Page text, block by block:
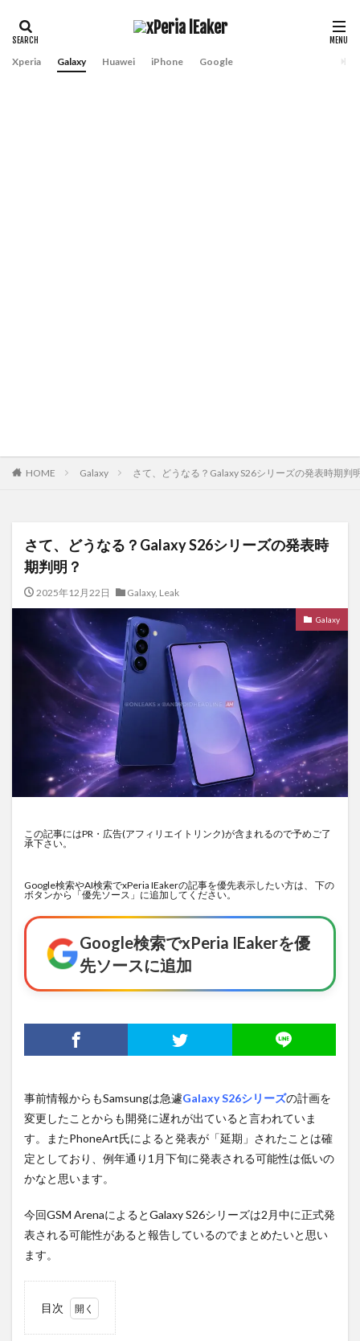
Xperia Galaxy Huawei iPhone Google
HOME Galaxy さて、どうなる？Galaxy S26シリーズの発表時期判
さて、どうなる？Galaxy S26シリーズの発表時
期判明？
2025年12月22日 Galaxy, Leak
Galaxy
この記事にはPR・広告(アフィリエイトリンク)が含まれるので予めご了
承下さい。
Google検索やAI検索でxPeria IEakerの記事を優先表示したい方は、 下の
ボタンから「優先ソース」に追加してください。
Google検索でxPeria IEakerを優
先ソースに追加
事前情報からもSamsungは急遽Galaxy S26シリーズの計画を
変更したことからも開発に遅れが出ていると言われていま
す。またPhoneArt氏によると発表が「延期」されたことは確
定としており、例年通り1月下旬に発表される可能性は低いの
かなと思います。
今回GSM ArenaによるとGalaxy S26シリーズは2月中に正式発
表される可能性があると報告しているのでまとめたいと思い
ます。
目次